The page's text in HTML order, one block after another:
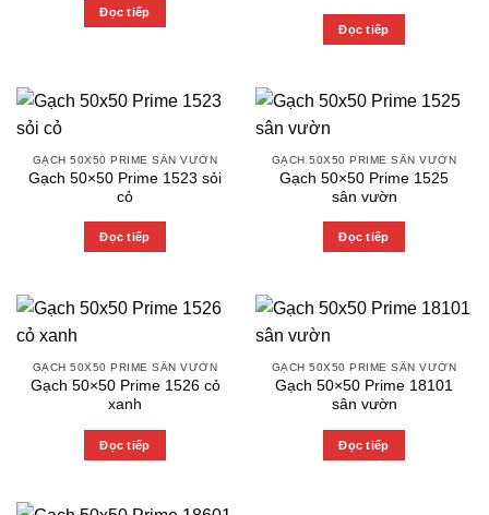
Đọc tiếp
Đọc tiếp
GẠCH 50X50 PRIME SÂN VƯỜN
Gạch 50×50 Prime 1523 sỏi
cỏ
Đọc tiếp
GẠCH 50X50 PRIME SÂN VƯỜN
Gạch 50×50 Prime 1525
sân vườn
Đọc tiếp
GẠCH 50X50 PRIME SÂN VƯỜN
Gạch 50×50 Prime 1526 cỏ
xanh
Đọc tiếp
GẠCH 50X50 PRIME SÂN VƯỜN
Gạch 50×50 Prime 18101
sân vườn
Đọc tiếp